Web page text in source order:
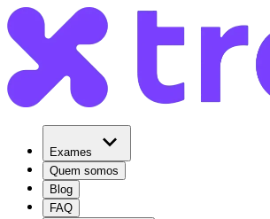
Exames
Quem somos
Blog
FAQ